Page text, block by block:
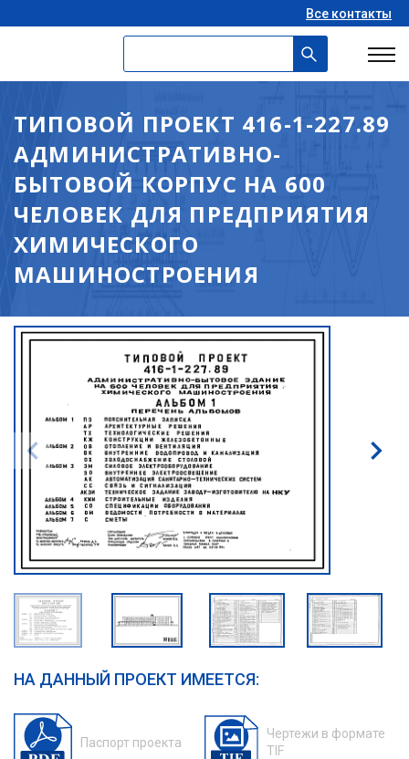
Все контакты
ТИПОВОЙ ПРОЕКТ 416-1-227.89
АДМИНИСТРАТИВНО-
БЫТОВОЙ КОРПУС НА 600
ЧЕЛОВЕК ДЛЯ ПРЕДПРИЯТИЯ
ХИМИЧЕСКОГО
МАШИНОСТРОЕНИЯ
НА ДАННЫЙ ПРОЕКТ ИМЕЕТСЯ:
Паспорт проекта
Чертежи в формате
TIF